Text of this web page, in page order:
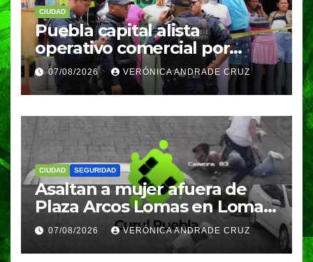
CIUDAD
Puebla capital alista
operativo comercial por
fiestas patrias y regreso a
clases
07/08/2026 VERÓNICA ANDRADE CRUZ
CIUDAD SEGURIDAD
Asaltan a mujer afuera de
Plaza Arcos Lomas en Lomas
de Angelópolis; delincuentes
huyeron en auto
07/08/2026 VERÓNICA ANDRADE CRUZ